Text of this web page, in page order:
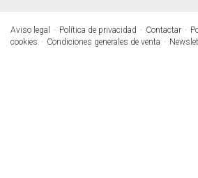
Aviso legal Política de privacidad Contactar
cookies
Condiciones generales de venta